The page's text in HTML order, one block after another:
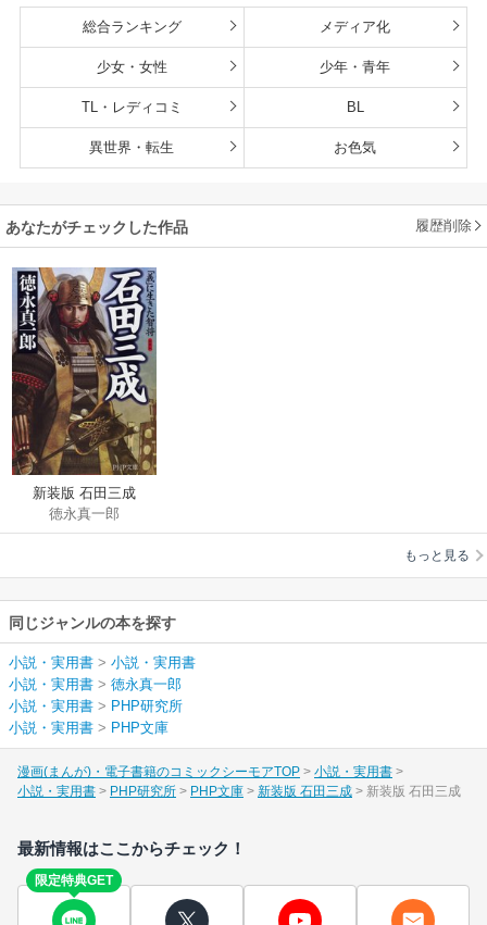
総合ランキング メディア化
少女・女性 少年・青年
TL・レディコミ BL
異世界・転生 お色気
あなたがチェックした作品 履歴削除
新装版 石田三成
徳永真一郎
もっと見る
同じジャンルの本を探す
小説・実用書 > 小説・実用書
小説・実用書 > 徳永真一郎
小説・実用書 > PHP研究所
小説・実用書 > PHP文庫
漫画(まんが)・電子書籍のコミックシーモアTOP
小説・実用書
小説・実用書
PHP研究所 PHP文庫 新装版 石田三成 新装版 石田三成
最新情報はここからチェック！
限定特典GET